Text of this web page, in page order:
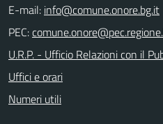
E-mail:
PEC:
U.R.P. - Ufficio Relazioni con il
Uffici e orari
Numeri utili